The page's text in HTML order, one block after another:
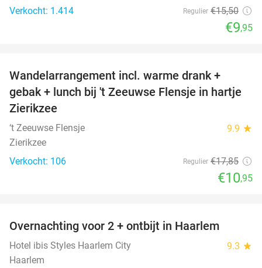
Verkocht: 1.414 Regulier €15,50
€9,95
Wandelarrangement incl. warme drank +
gebak + lunch bij 't Zeeuwse Flensje in hartje
Zierikzee
‘t Zeeuwse Flensje 9.9 star
Zierikzee
Verkocht: 106
Regulier €17,85
€10,95
Overnachting voor 2 + ontbijt in Haarlem
Hotel ibis Styles Haarlem City 9.3 star
Haarlem